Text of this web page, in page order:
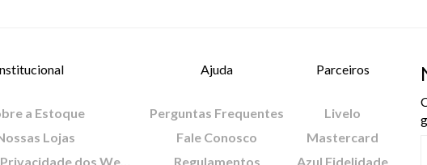
a Estoque
Lojas
Ajuda
Perguntas Frequentes
Fale Conosco
Regulamentos
Parceiros
Livelo
Mastercard
Azul Fidelidade